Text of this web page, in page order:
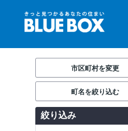
市区町村を変更
町名を絞り込む
絞り込み